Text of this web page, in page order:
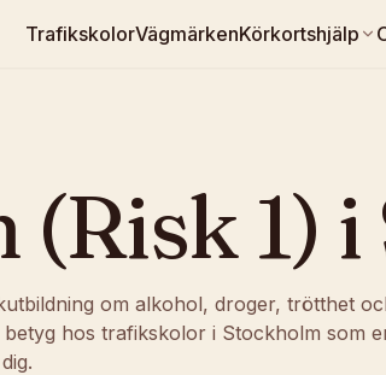
TrafikskolorVägmärkenKörkortshjälp
1) i
om alkohol, droger, trötthet
hos trafikskolor i Stockholm som